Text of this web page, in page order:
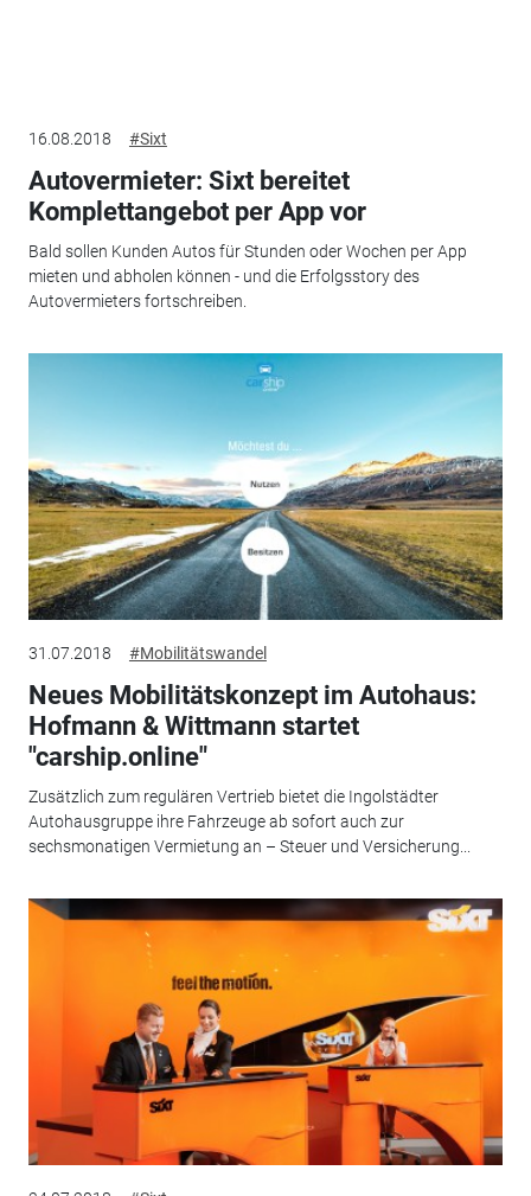
16.08.2018 #Sixt
Autovermieter: Sixt bereitet
Komplettangebot per App vor
Bald sollen Kunden Autos für Stunden oder Wochen per App
mieten und abholen können - und die Erfolgsstory des
Autovermieters fortschreiben.
31.07.2018 #Mobilitätswandel
Neues Mobilitätskonzept im Autohaus:
Hofmann & Wittmann startet
"carship.online"
Zusätzlich zum regulären Vertrieb bietet die Ingolstädter
Autohausgruppe ihre Fahrzeuge ab sofort auch zur
sechsmonatigen Vermietung an – Steuer und Versicherung...